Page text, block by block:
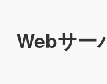
Webサー